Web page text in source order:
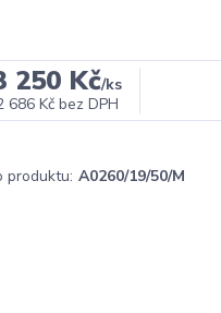
250 Kč/ks
686 Kč bez DPH
produktu: A0260/19/50/M